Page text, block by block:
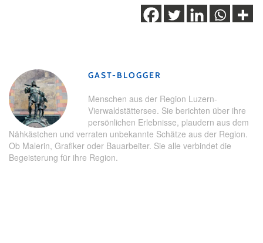
GAST-BLOGGER
Menschen aus der Region Luzern-
Vierwaldstättersee. Sie berichten über ihre
persönlichen Erlebnisse, plaudern aus dem
Nähkästchen und verraten unbekannte Schätze aus der Region.
Ob Malerin, Grafiker oder Bauarbeiter. Sie alle verbindet die
Begeisterung für ihre Region.